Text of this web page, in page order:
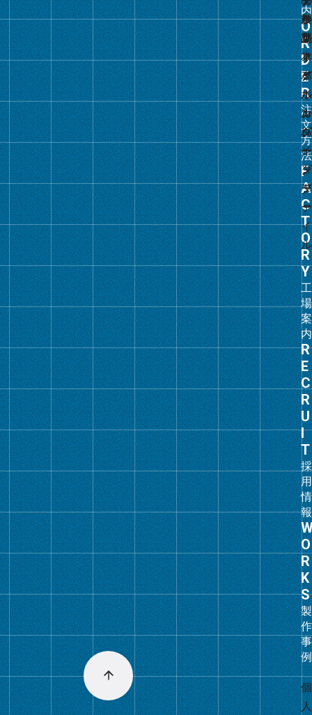
内
注
文
方
法
グ
ル
ー
プ
リ
ン
ク
工
場
案
内
グ
ル
ー
プ
リ
ン
ク
採
用
情
報
グ
ル
ー
プ
リ
ン
ク
製
作
事
例
グ
ル
ー
プ
リ
ン
ク
ル
フ
ァ
イ
ル
・
バ
イ
ン
ダ
ー
イ
ル
・
バ
イ
ン
ダ
ー
ク
リ
ス
タ
ル
カ
レ
ン
ダ
ー
ー
製
本
ル
ク
リ
ア
ホ
ル
ダ
ー
・
フ
ァ
イ
ル
リ
製
品
個
人